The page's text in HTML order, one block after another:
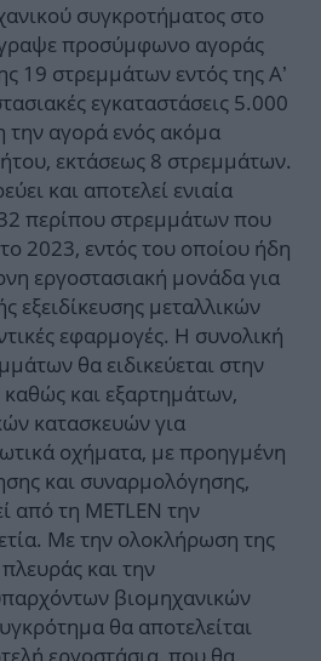
συγκροτήματος στο
προσύμφωνο αγοράς
19 στρεμμάτων εντός της Α’
εγκαταστάσεις 5.000
την αγορά ενός ακόμα
εκτάσεως 8 στρεμμάτων.
και αποτελεί ενιαία
περίπου στρεμμάτων που
2023, εντός του οποίου ήδη
εργοστασιακή μονάδα για
μεταλλικών
εφαρμογές. Η συνολική
θα ειδικεύεται στην
και εξαρτημάτων,
κατασκευών για
οχήματα, με προηγμένη
και συναρμολόγησης,
από τη METLEN την
Με την ολοκλήρωση της
και την
βιομηχανικών
θα αποτελείται